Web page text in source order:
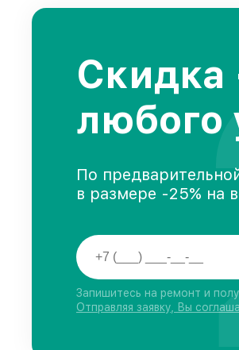
Скидка
любого
По
в размере -25% на
Запишитесь на ремонт и
Отправляя заявку, Вы